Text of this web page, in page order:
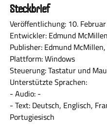
Steckbrief
Veröffentlichung: 10.
Entwickler: Edmund
Publisher: Edmund
Plattform: Windows
Steuerung: Tastatur und
Unterstützte Sprachen:
- Audio: -
- Text: Deutsch, Englisch,
Portugiesisch